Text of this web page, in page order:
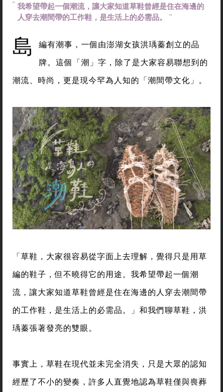
我希望帶起一個潮流，讓大家知道草鞋曾經是住在海邊的
人穿去潮間帶的工作鞋，是生活上的必需品。
島
編有潮事，一個由澎湖女孩洪瑀蓁創立的品
牌。這個「潮」字，除了是大家容易聯想到的
潮流、時尚，更是現今罕為人知的「潮間帶文化」。
「草鞋，大家很容易從字面上去理解，覺得只是用草
編的鞋子，但不曉得它的用途。我希望帶起一個潮
流，讓大家知道草鞋曾經是住在海邊的人穿去潮間帶
的工作鞋，是生活上的必需品。」和我們聊草鞋，洪
瑀蓁張著發亮的雙眼。
事實上，草鞋在現代並未完全消失，只是大眾的認知
經歷了不小的變奏，許多人直覺地認為草鞋僅與喪葬